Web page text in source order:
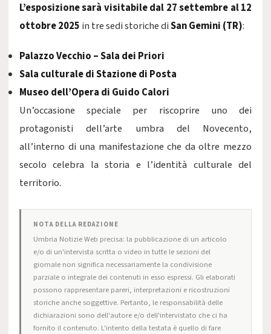
L’esposizione sarà visitabile dal 27 settembre al 12
ottobre 2025 in tre sedi storiche diSan Gemini (TR):
Palazzo Vecchio – Sala dei Priori
Sala culturale di Stazione di Posta
Museo dell’Opera di Guido Calori
Un’occasione speciale per riscoprire uno dei
protagonisti dell’arte umbra del Novecento,
all’interno di una manifestazione che da oltre mezzo
secolo celebra la storia e l’identità culturale del
territorio.
NOTA DELLA REDAZIONE
Umbria Notizie Web precisa: la pubblicazione di un articolo
e/o di un'intervista scritta o video in tutte le sezioni del
giornale non significa necessariamente la condivisione
parziale o integrale dei contenuti in esso espressi. Gli elaborati
possono rappresentare pareri, interpretazioni e ricostruzioni
storiche anche soggettive. Pertanto, le responsabilità delle
dichiarazioni sono dell'autore e/o dell'intervistato che ci ha
fornito il contenuto. L'intento della testata è quello di fare